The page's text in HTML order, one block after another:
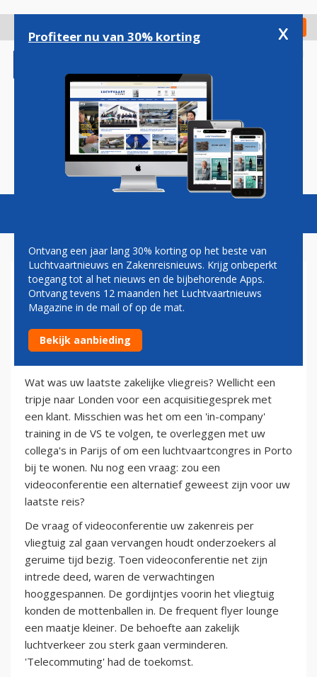
gaan
Check in
Magazine Podcasts Vacatures
GUILLAUME BURGHOUWT:
THE REAL THING
20 juli 2010
Wat was uw laatste zakelijke vliegreis? Wellicht een
tripje naar Londen voor een acquisitiegesprek met
een klant. Misschien was het om een 'in-company'
training in de VS te volgen, te overleggen met uw
collega's in Parijs of om een luchtvaartcongres in Porto
bij te wonen. Nu nog een vraag: zou een
videoconferentie een alternatief geweest zijn voor uw
laatste reis?
De vraag of videoconferentie uw zakenreis per
vliegtuig zal gaan vervangen houdt onderzoekers al
geruime tijd bezig. Toen videoconferentie net zijn
intrede deed, waren de verwachtingen
hooggespannen. De gordijntjes voorin het vliegtuig
konden de mottenballen in. De frequent flyer lounge
een maatje kleiner. De behoefte aan zakelijk
luchtverkeer zou sterk gaan verminderen.
'Telecommuting' had de toekomst.
Profiteer nu van 30% korting x
Ontvang een jaar lang 30% korting op het beste van
Luchtvaartnieuws en Zakenreisnieuws. Krijg onbeperkt
toegang tot al het nieuws en de bijbehorende Apps.
Ontvang tevens 12 maanden het Luchtvaartnieuws
Magazine in de mail of op de mat.
Bekijk aanbieding